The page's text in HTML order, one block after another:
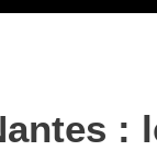
: